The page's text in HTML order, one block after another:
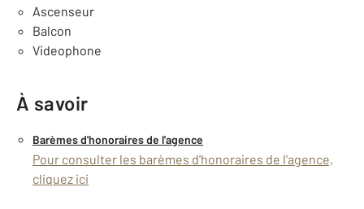
Ascenseur
Balcon
Videophone
À savoir
Barèmes d'honoraires de l'agence
Pour consulter les barèmes d'honoraires de l'agence,
cliquez ici